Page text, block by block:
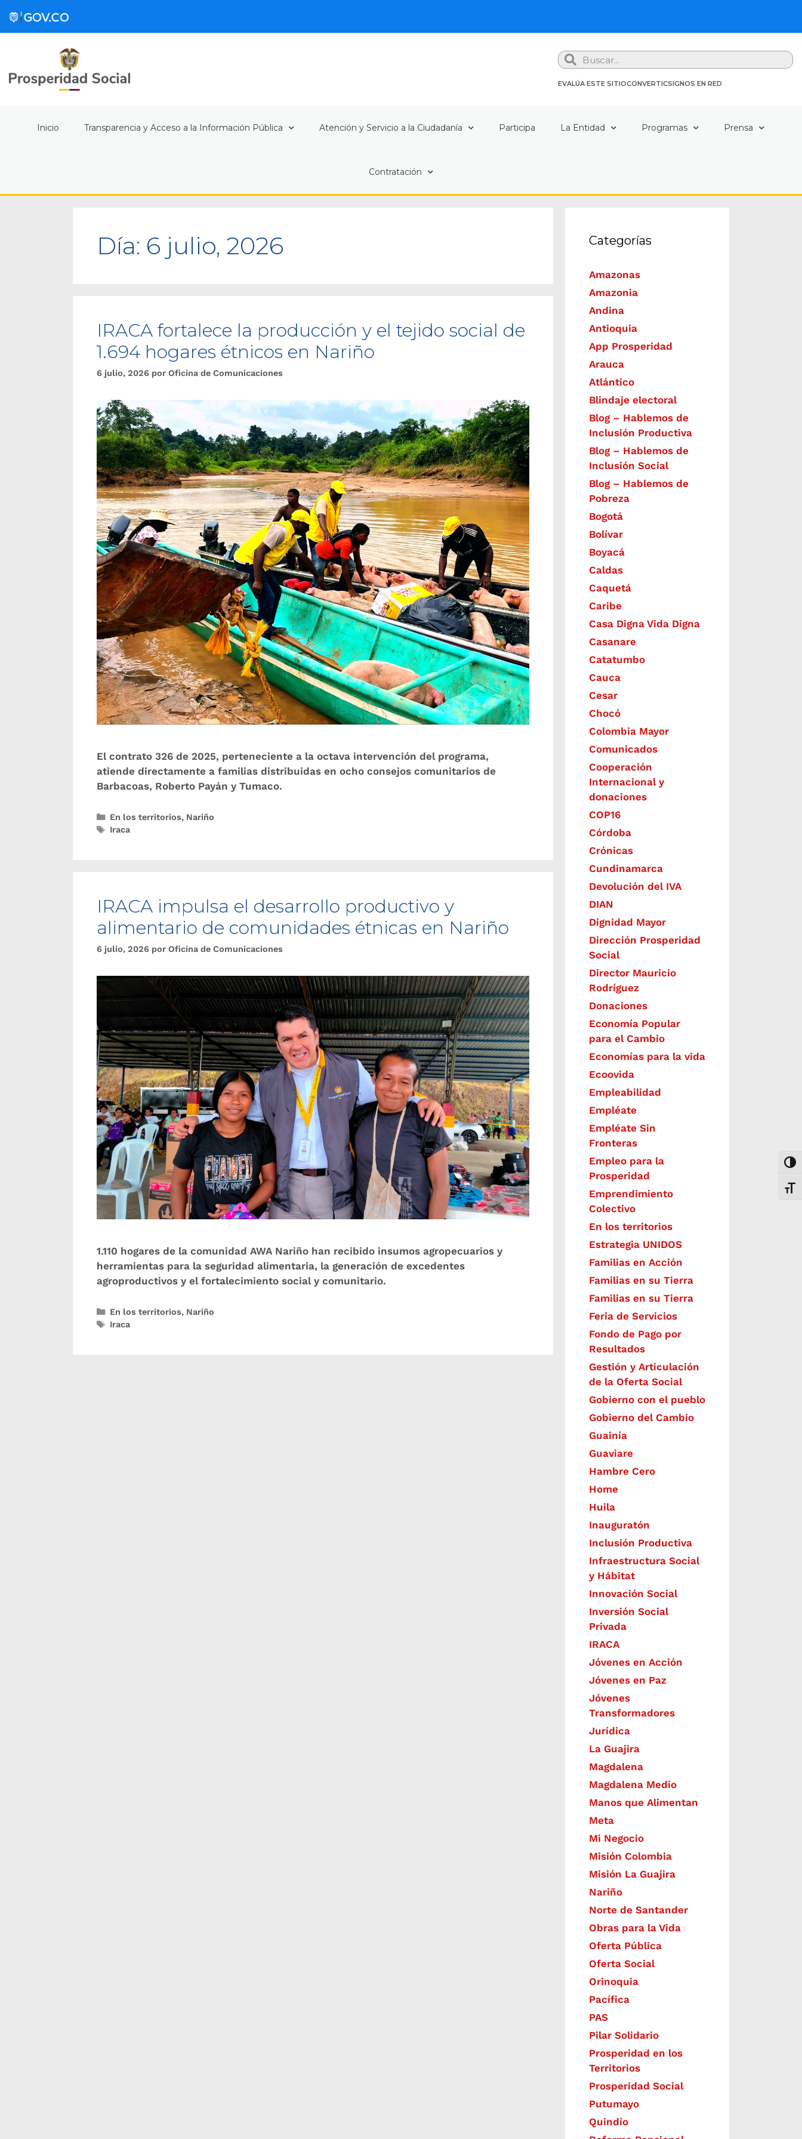
Search
EVALÚA ESTE SITIOCONVERTICSIGNOS EN RED
Inicio Transparencia y Acceso a la Información Pública Atención y Servicio a la Ciudadanía Participa La Entidad Programas Prensa
Contratación
Día: 6 julio, 2026
IRACA fortalece la producción y el tejido social de
1.694 hogares étnicos en Nariño
6 julio, 2026 por Oficina de Comunicaciones
El contrato 326 de 2025, perteneciente a la octava intervención del programa,
atiende directamente a familias distribuidas en ocho consejos comunitarios de
Barbacoas, Roberto Payán y Tumaco.
En los territorios, Nariño
Iraca
IRACA impulsa el desarrollo productivo y
alimentario de comunidades étnicas en Nariño
6 julio, 2026 por Oficina de Comunicaciones
1.110 hogares de la comunidad AWA Nariño han recibido insumos agropecuarios y
herramientas para la seguridad alimentaria, la generación de excedentes
agroproductivos y el fortalecimiento social y comunitario.
En los territorios, Nariño
Iraca
Categorías
Amazonas
Amazonia
Andina
Antioquia
App Prosperidad
Arauca
Atlántico
Blindaje electoral
Blog – Hablemos de
Inclusión Productiva
Blog – Hablemos de
Inclusión Social
Blog – Hablemos de
Pobreza
Bogotá
Bolívar
Boyacá
Caldas
Caquetá
Caribe
Casa Digna Vida Digna
Casanare
Catatumbo
Cauca
Cesar
Chocó
Colombia Mayor
Comunicados
Cooperación
Internacional y
donaciones
COP16
Córdoba
Crónicas
Cundinamarca
Devolución del IVA
DIAN
Dignidad Mayor
Dirección Prosperidad
Social
Director Mauricio
Rodríguez
Donaciones
Economía Popular
para el Cambio
Economías para la vida
Ecoovida
Empleabilidad
Empléate
Empléate Sin
Fronteras
Empleo para la
Prosperidad
Emprendimiento
Colectivo
En los territorios
Estrategia UNIDOS
Familias en Acción
Familias en su Tierra
Familias en su Tierra
Feria de Servicios
Fondo de Pago por
Resultados
Gestión y Articulación
de la Oferta Social
Gobierno con el pueblo
Gobierno del Cambio
Guainía
Guaviare
Hambre Cero
Home
Huila
Inauguratón
Inclusión Productiva
Infraestructura Social
y Hábitat
​Innovación Social
Inversión Social
Privada
IRACA
Jóvenes en Acción
Jóvenes en Paz
Jóvenes
Transformadores
Jurídica
La Guajira
Magdalena
Magdalena Medio
Manos que Alimentan
Meta
Mi Negocio
Misión Colombia
Misión La Guajira
Nariño
Norte de Santander
Obras para la Vida
Oferta Pública
Oferta Social​​
Orinoquia
Pacífica
PAS
Pilar Solidario
Prosperidad en los
Territorios
Prosperidad Social
Putumayo
Quindío